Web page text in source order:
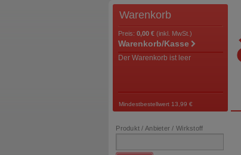
Warenkorb
Preis: 0,00 € (inkl. MwSt.)
Warenkorb/Kasse
Der Warenkorb ist leer
Mindestbestellwert 13,99 €
Produkt / Anbieter / Wirkstoff